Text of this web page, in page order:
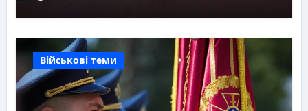
Військові теми